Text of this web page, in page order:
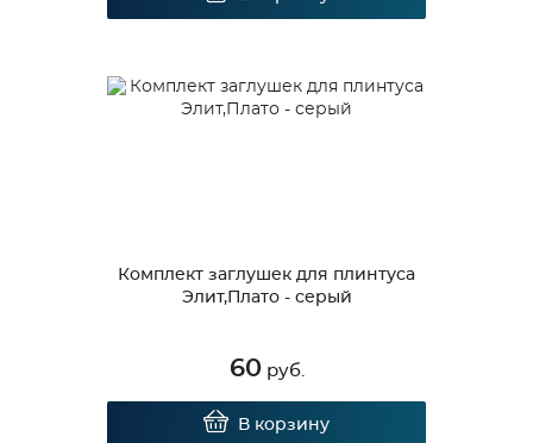
Комплект заглушек для плинтуса
Элит,Плато - серый
60руб.
В корзину